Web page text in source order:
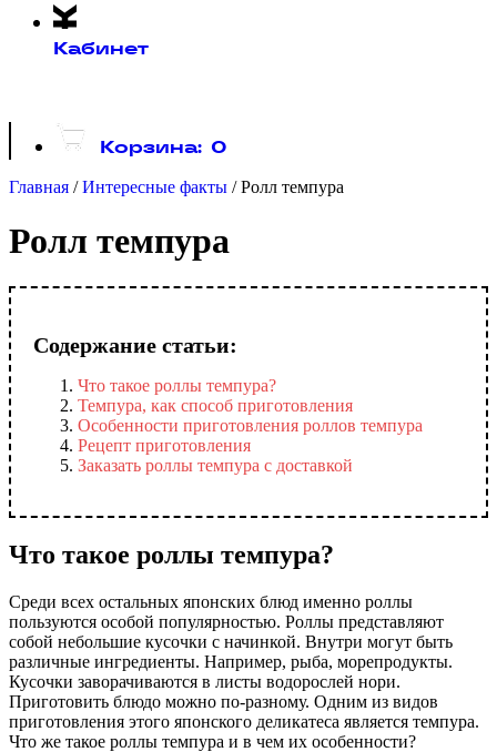
Кабинет
Корзина: 0
Главная / Интересные факты / Ролл темпура
Ролл темпура
Содержание статьи:
Что такое роллы темпура?
Темпура, как способ приготовления
Особенности приготовления роллов темпура
Рецепт приготовления
Заказать роллы темпура с доставкой
Что такое роллы темпура?
Среди всех остальных японских блюд именно роллы
пользуются особой популярностью. Роллы представляют
собой небольшие кусочки с начинкой. Внутри могут быть
различные ингредиенты. Например, рыба, морепродукты.
Кусочки заворачиваются в листы водорослей нори.
Приготовить блюдо можно по-разному. Одним из видов
приготовления этого японского деликатеса является темпура.
Что же такое роллы темпура и в чем их особенности?